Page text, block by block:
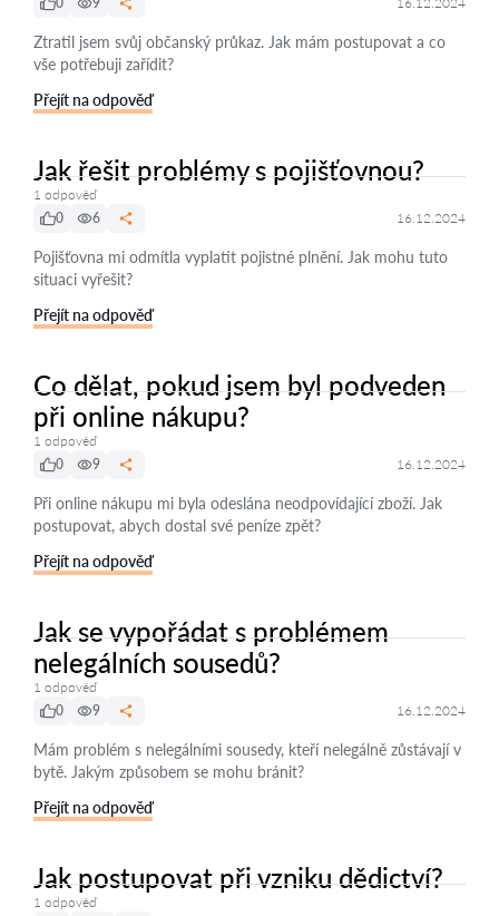
Ztratil jsem svůj občanský průkaz. Jak mám postupovat a co
vše potřebuji zařídit?
Přejít na odpověď
Jak řešit problémy s pojišťovnou?
1 odpověď
0
6 16.12.2024
Pojišťovna mi odmítla vyplatit pojistné plnění. Jak mohu tuto
situaci vyřešit?
Přejít na odpověď
Co dělat, pokud jsem byl podveden
při online nákupu?
1 odpověď
0
9 16.12.2024
Při online nákupu mi byla odeslána neodpovídající zboží. Jak
postupovat, abych dostal své peníze zpět?
Přejít na odpověď
Jak se vypořádat s problémem
nelegálních sousedů?
1 odpověď
0
9 16.12.2024
Mám problém s nelegálními sousedy, kteří nelegálně zůstávají v
bytě. Jakým způsobem se mohu bránit?
Přejít na odpověď
Jak postupovat při vzniku dědictví?
1 odpověď